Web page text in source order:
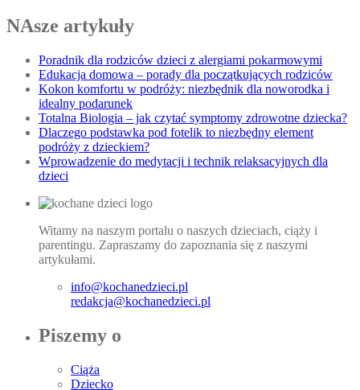
NAsze artykuły
Poradnik dla rodziców dzieci z alergiami pokarmowymi
Edukacja domowa – porady dla początkujących rodziców
Kokon komfortu w podróży: niezbędnik dla noworodka i
idealny podarunek
Totalna Biologia – jak czytać symptomy zdrowotne dziecka?
Dlaczego podstawka pod fotelik to niezbędny element
podróży z dzieckiem?
Wprowadzenie do medytacji i technik relaksacyjnych dla
dzieci
Witamy na naszym portalu o naszych dzieciach, ciąży i
parentingu. Zapraszamy do zapoznania się z naszymi
artykułami.
info@kochanedzieci.pl
redakcja@kochanedzieci.pl
Piszemy o
Ciąża
Dziecko